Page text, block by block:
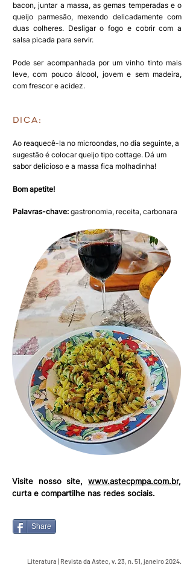
bacon, juntar a massa, as gemas temperadas e o
queijo parmesão, mexendo delicadamente com
duas colheres. Desligar o fogo e cobrir com a
salsa picada para servir.
Pode ser acompanhada por um vinho tinto mais
leve, com pouco álcool, jovem e sem madeira,
com frescor e acidez.
Dica:
Ao reaquecê-la no microondas, no dia seguinte, a
sugestão é colocar queijo tipo cottage. Dá um
sabor delicioso e a massa fica molhadinha!
Bom apetite!
Palavras-chave: gastronomia, receita, carbonara
Visite nosso site, www.astecpmpa.com.br,
curta e compartilhe nas redes sociais.
Share
Literatura | Revista da Astec, v. 23, n. 51, janeiro 2024.